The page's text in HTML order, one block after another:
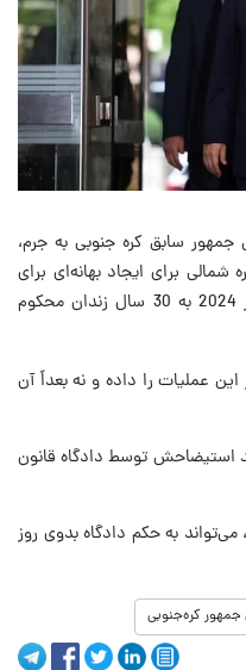
سابق کره جنوبی به جرم،
شمالی برای ایجاد بهانه‌ای برای
اعلام حکومت نظامی ناموفق در دسامبر 2024 به 30 سال زندان محکوم
عملیات را داده و نه بعداً آن
توسط دادگاه قانون
به حکم دادگاه بدوی روز
کره‌جنوبی